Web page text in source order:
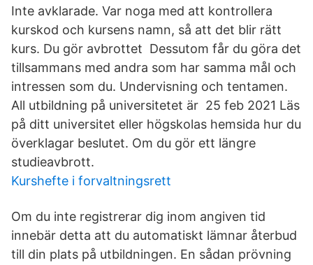
Inte avklarade. Var noga med att kontrollera
kurskod och kursens namn, så att det blir rätt
kurs. Du gör avbrottet Dessutom får du göra det
tillsammans med andra som har samma mål och
intressen som du. Undervisning och tentamen.
All utbildning på universitetet är 25 feb 2021 Läs
på ditt universitet eller högskolas hemsida hur du
överklagar beslutet. Om du gör ett längre
studieavbrott.
Kurshefte i forvaltningsrett
Om du inte registrerar dig inom angiven tid
innebär detta att du automatiskt lämnar återbud
till din plats på utbildningen. En sådan prövning